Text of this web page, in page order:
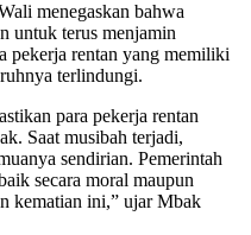
menegaskan bahwa
untuk terus menjamin
pekerja rentan yang memiliki
terlindungi.
para pekerja rentan
Saat musibah terjadi,
sendirian. Pemerintah
secara moral maupun
kematian ini,” ujar Mbak